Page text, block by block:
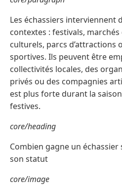
Les échassiers interviennent
contextes : festivals,
culturels, parcs d’attractions
sportives. Ils peuvent être
collectivités locales, des
privés ou des compagnies
est plus forte durant la
festives.
core/heading
Combien gagne un
son statut
core/image